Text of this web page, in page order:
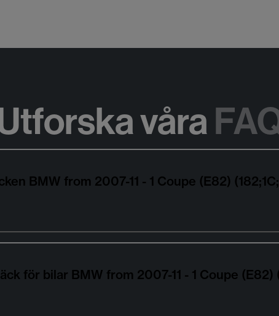
våra
BMW from 2007-11 - 1 Coupe (E82)
för bilar BMW from 2007-11 - 1 Coupe (E82)